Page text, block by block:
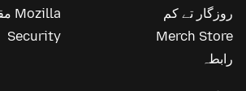
روزگار تے کم
Merch Store
رابطہ
Mozilla مقامی بݨاؤ
Security